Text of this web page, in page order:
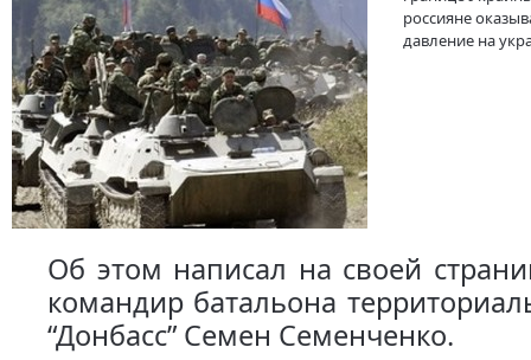
россияне
давление на
Об этом написал на своей
командир батальона
“Донбасс” Семен Семенченко.